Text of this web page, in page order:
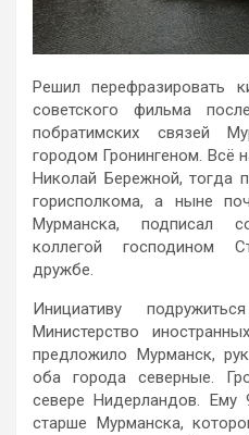
Решил перефразировать
советского фильма
побратимских связей
городом Гронингеном. Всё
Николай Бережной, тогда
горисполкома, а ныне
Мурманска, подписал
коллегой господином
дружбе.
Инициативу
Министерство
предложило Мурманск,
оба города северные.
севере Нидерландов. Ему
старше Мурманска,